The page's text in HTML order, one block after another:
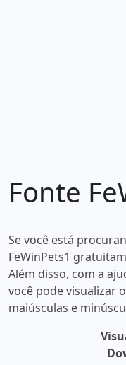
Fonte
Se você está
FeWinPets1
Além disso, com a
você pode visualizar
maiúsculas e